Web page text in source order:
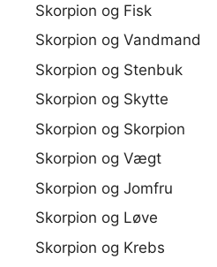
Skorpion og Fisk
Skorpion og Vandmand
Skorpion og Stenbuk
Skorpion og Skytte
Skorpion og Skorpion
Skorpion og Vægt
Skorpion og Jomfru
Skorpion og Løve
Skorpion og Krebs